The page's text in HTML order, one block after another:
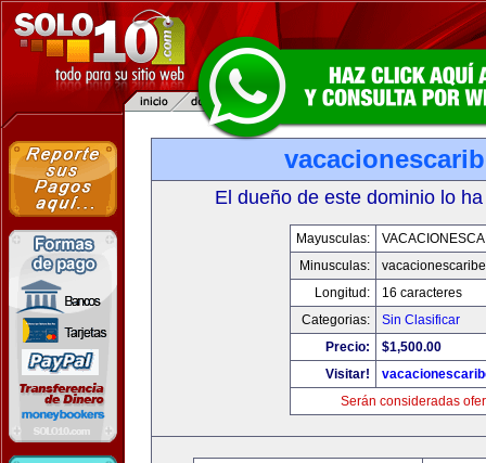
El dueño de este dominio lo
Mayusculas:
Minusculas:
Longitud:
16 caracteres
Categorias:
Sin Clasificar
Precio:
$1,500.00
Visitar!
Serán consideradas